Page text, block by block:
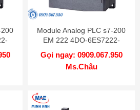
Module Analog PLC s7-200
EM 222 4DO-6ES7222-
1HD22-0XA0
Gọi ngay: 0909.067.950
Ms.Châu